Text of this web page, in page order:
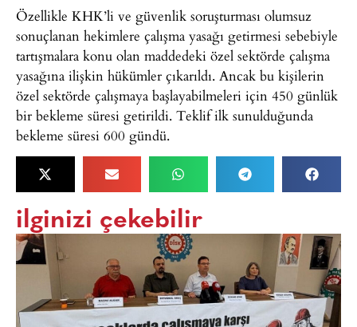
Özellikle KHK’li ve güvenlik soruşturması olumsuz
sonuçlanan hekimlere çalışma yasağı getirmesi sebebiyle
tartışmalara konu olan maddedeki özel sektörde çalışma
yasağına ilişkin hükümler çıkarıldı. Ancak bu kişilerin
özel sektörde çalışmaya başlayabilmeleri için 450 günlük
bir bekleme süresi getirildi. Teklif ilk sunulduğunda
bekleme süresi 600 gündü.
ilginizi çekebilir